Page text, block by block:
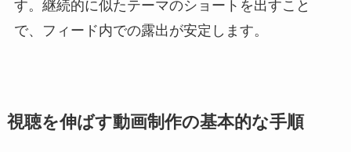
す。継続的に似たテーマのショートを出すこと
で、フィード内での露出が安定します。
視聴を伸ばす動画制作の基本的な手順